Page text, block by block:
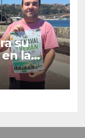
su
la